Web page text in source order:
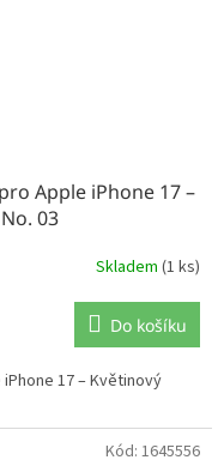
Apple iPhone 17 –
03
Skladem (1 ks)
Do košíku
17 – Květinový
Kód: 1645556